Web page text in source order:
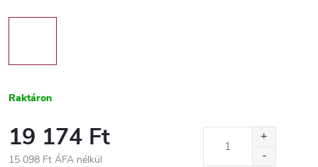
Raktáron
19 174 Ft
15 098 Ft ÁFA nélkül